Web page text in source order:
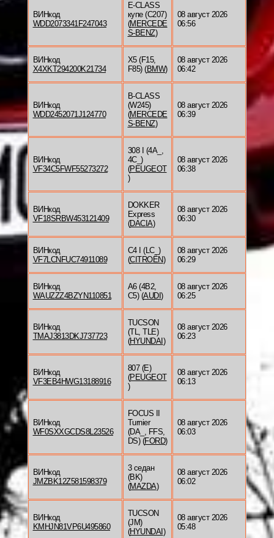
ВИНкод
WDD2073341F247043
E-CLASS
купе (C207)
(MERCEDE
S-BENZ)
08 август 2026
06:56
ВИНкод
X4XKT294200K21734
X5 (F15,
F85) (BMW)
08 август 2026
06:42
ВИНкод
WDD2452071J124770
B-CLASS
(W245)
(MERCEDE
S-BENZ)
08 август 2026
06:39
ВИНкод
VF34C5FWF55273272
308 I (4A_,
4C_)
(PEUGEOT
)
08 август 2026
06:38
ВИНкод
VF18SRBW453121409
DOKKER
Express
(DACIA)
08 август 2026
06:30
ВИНкод
VF7LCNFUC74911089
C4 I (LC_)
(CITROËN)
08 август 2026
06:29
ВИНкод
WAUZZZ4BZYN110851
A6 (4B2,
C5) (AUDI )
08 август 2026
06:25
ВИНкод
TMAJ3813DKJ737723
TUCSON
(TL, TLE)
(HYUNDAI )
08 август 2026
06:23
ВИНкод
VF3EB4HWG13188916
807 (E)
(PEUGEOT
)
08 август 2026
06:13
ВИНкод
WF0SXXGCDS8L23526
FOCUS II
Turnier
(DA_, FFS,
DS) (FORD)
08 август 2026
06:03
ВИНкод
JMZBK12Z581598379
3 седан
(BK)
(MAZDA)
08 август 2026
06:02
ВИНкод
KMHJN81VP6U495860
TUCSON
(JM)
(HYUNDAI )
08 август 2026
05:48